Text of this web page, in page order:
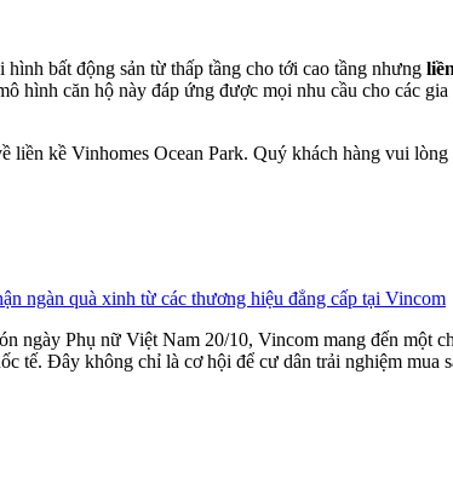
bất động sản từ thấp tầng cho tới cao tầng nhưng
hình căn hộ này đáp ứng được mọi nhu cầu cho các
liền kề Vinhomes Ocean Park. Quý khách hàng vui lòng
ngàn quà xinh từ các thương hiệu đẳng cấp tại Vincom
ngày Phụ nữ Việt Nam 20/10, Vincom mang đến một
tế. Đây không chỉ là cơ hội để cư dân trải nghiệm mua